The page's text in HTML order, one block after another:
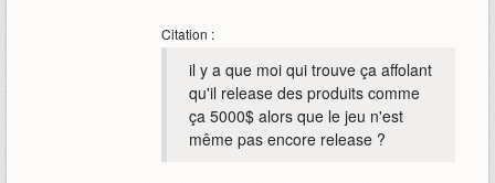
Citation :
il y a que moi qui trouve ça affolant
qu'il release des produits comme
ça 5000$ alors que le jeu n'est
même pas encore release ?